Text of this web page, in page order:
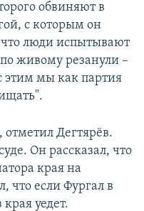
обвиняют в
с которым он
что люди испытывают
живому резанули –
этим мы как партия
Дегтярёв.
Он рассказал, что
края на
что если Фургал в
края уедет.